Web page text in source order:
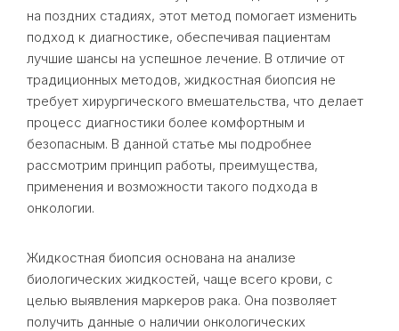
на поздних стадиях, этот метод помогает изменить
подход к диагностике, обеспечивая пациентам
лучшие шансы на успешное лечение. В отличие от
традиционных методов, жидкостная биопсия не
требует хирургического вмешательства, что делает
процесс диагностики более комфортным и
безопасным. В данной статье мы подробнее
рассмотрим принцип работы, преимущества,
применения и возможности такого подхода в
онкологии.
Жидкостная биопсия основана на анализе
биологических жидкостей, чаще всего крови, с
целью выявления маркеров рака. Она позволяет
получить данные о наличии онкологических